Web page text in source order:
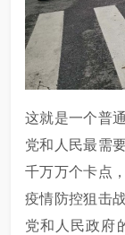
这就是一个普
党和人民最需
千万万个卡点
疫情防控狙击
党和人民政府